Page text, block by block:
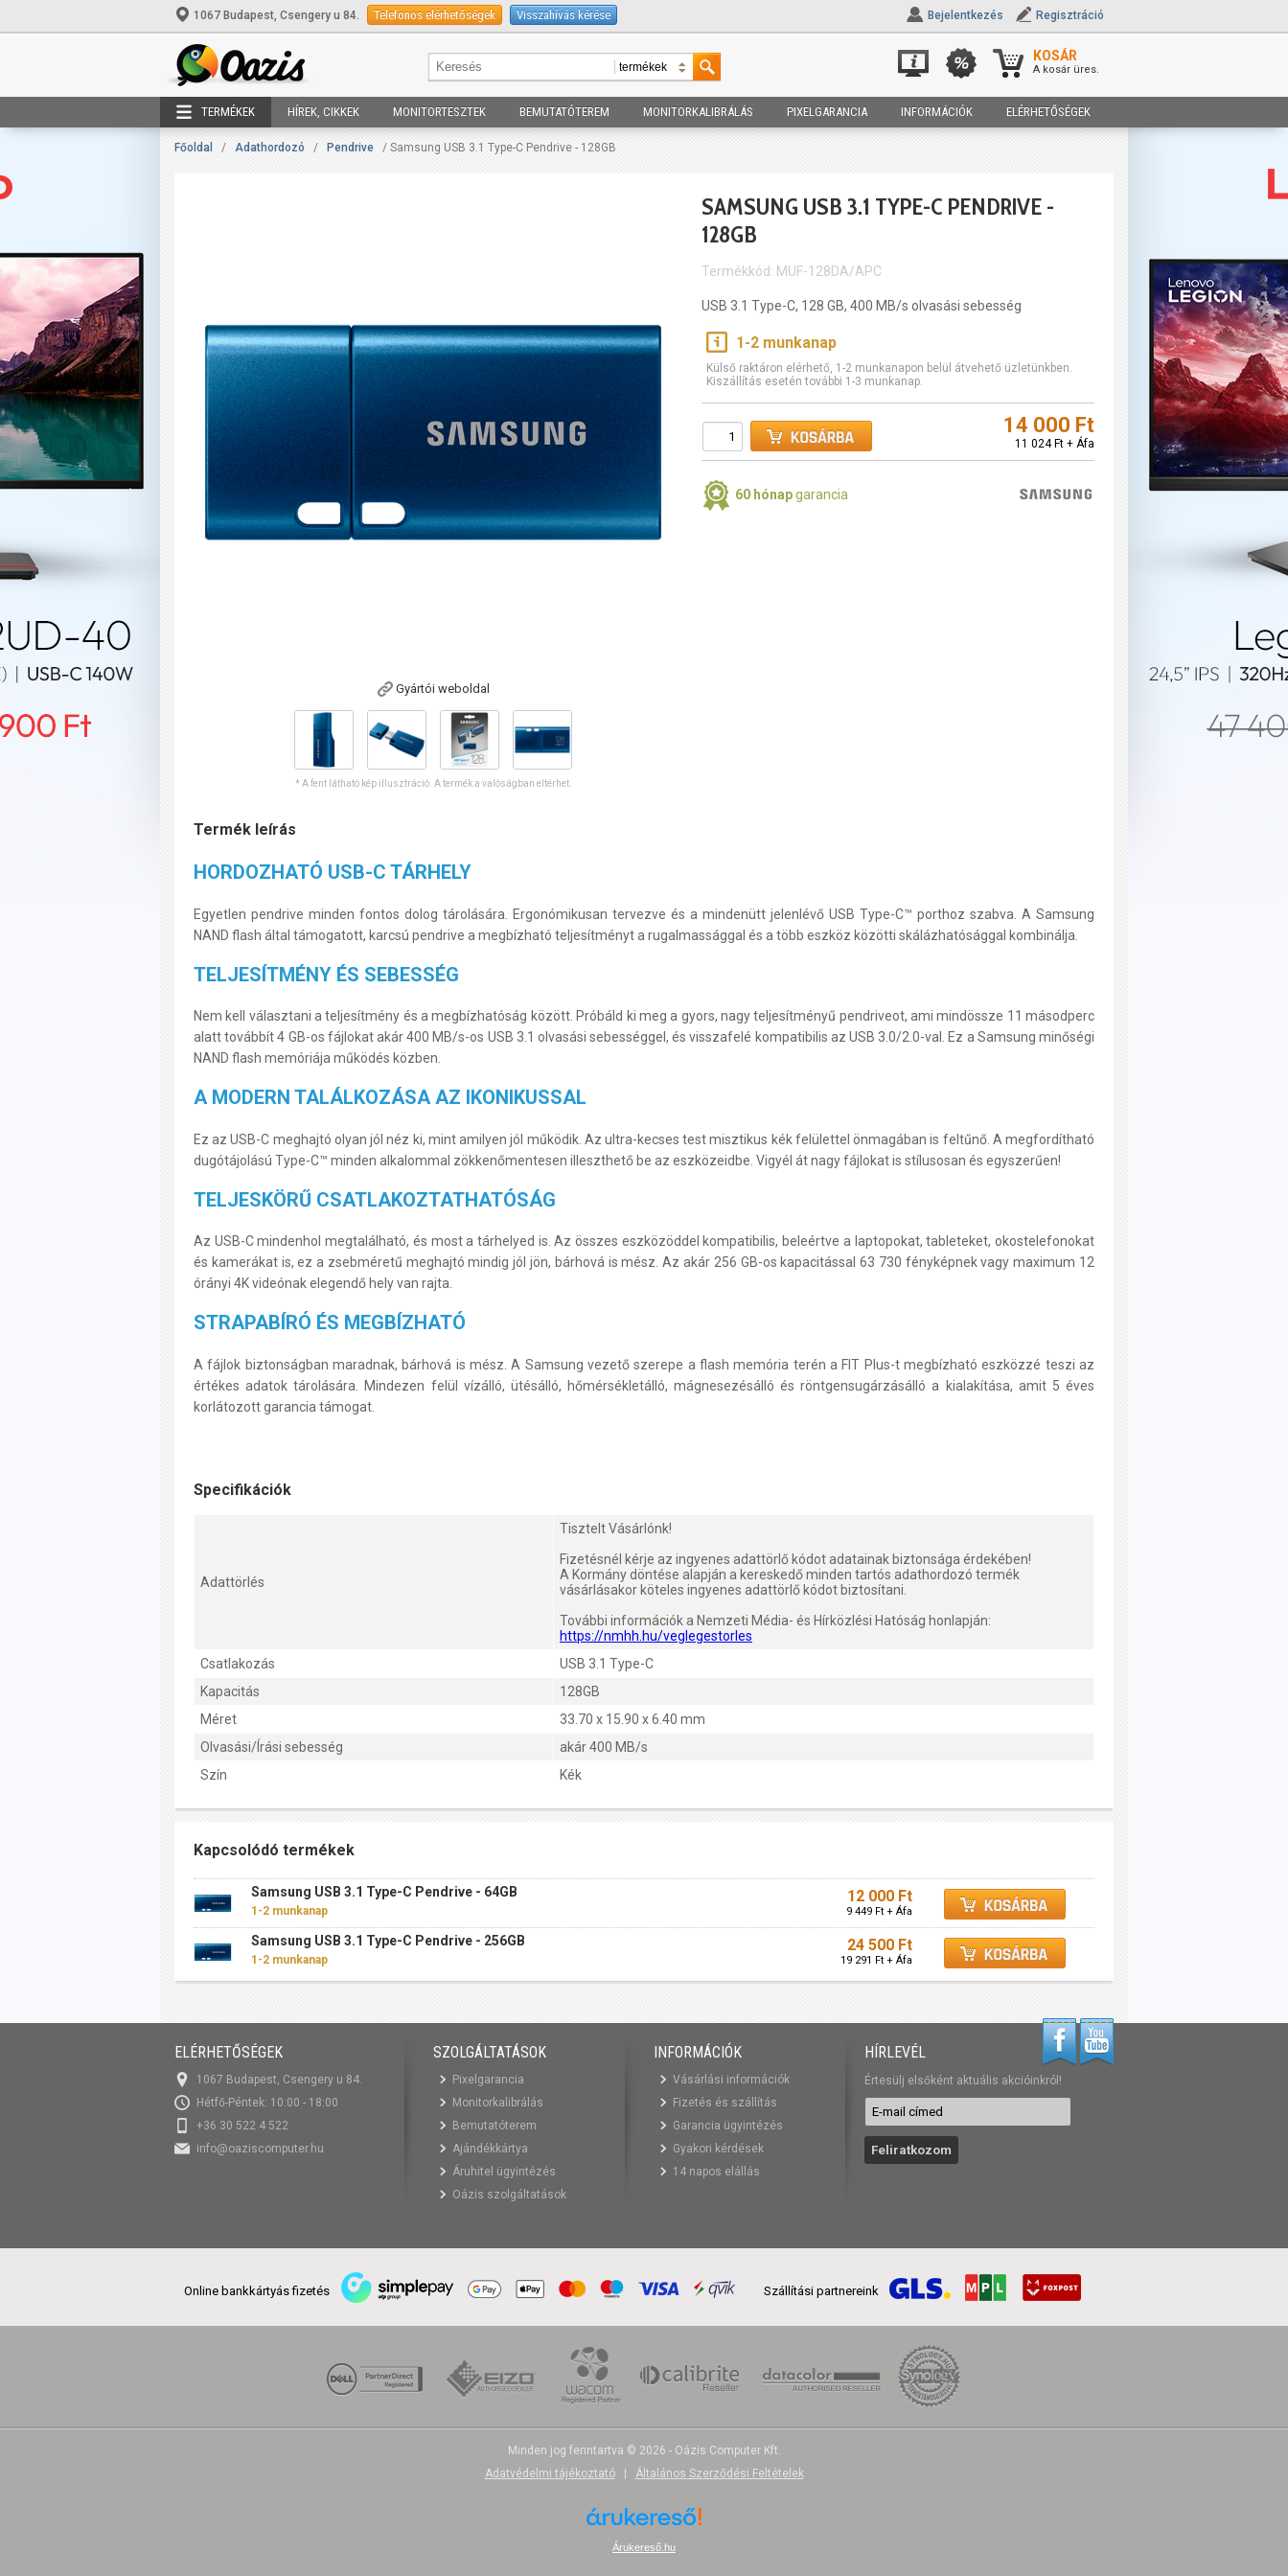
1067 Budapest, Csengery u 84. Telefonos elérhetőségek Visszahívás kérése Bejelentkezés Regisztráció
KOSÁR
A kosár üres.
TERMÉKEK HÍREK, CIKKEK MONITORTESZTEK BEMUTATÓTEREM MONITORKALIBRÁLÁS PIXELGARANCIA INFORMÁCIÓK ELÉRHETŐSÉGEK
Főoldal / Adathordozó / Pendrive / Samsung USB 3.1 Type-C Pendrive - 128GB
Gyártói weboldal
* A fent látható kép illusztráció. A termék a valóságban eltérhet.
SAMSUNG USB 3.1 TYPE-C PENDRIVE -
128GB
Termékkód: MUF-128DA/APC
USB 3.1 Type-C, 128 GB, 400 MB/s olvasási sebesség
1-2 munkanap
Külső raktáron elérhető, 1-2 munkanapon belül átvehető üzletünkben.
Kiszállítás esetén további 1-3 munkanap.
14 000 Ft
11 024 Ft + Áfa
60 hónapgarancia
Termék leírás
HORDOZHATÓ USB-C TÁRHELY
Egyetlen pendrive minden fontos dolog tárolására. Ergonómikusan tervezve és a mindenütt jelenlévő USB Type-C™ porthoz szabva. A Samsung
NAND flash által támogatott, karcsú pendrive a megbízható teljesítményt a rugalmassággal és a több eszköz közötti skálázhatósággal kombinálja.
TELJESÍTMÉNY ÉS SEBESSÉG
Nem kell választani a teljesítmény és a megbízhatóság között. Próbáld ki meg a gyors, nagy teljesítményű pendriveot, ami mindössze 11 másodperc
alatt továbbít 4 GB-os fájlokat akár 400 MB/s-os USB 3.1 olvasási sebességgel, és visszafelé kompatibilis az USB 3.0/2.0-val. Ez a Samsung minőségi
NAND flash memóriája működés közben.
A MODERN TALÁLKOZÁSA AZ IKONIKUSSAL
Ez az USB-C meghajtó olyan jól néz ki, mint amilyen jól működik. Az ultra-kecses test misztikus kék felülettel önmagában is feltűnő. A megfordítható
dugótájolású Type-C™ minden alkalommal zökkenőmentesen illeszthető be az eszközeidbe. Vigyél át nagy fájlokat is stílusosan és egyszerűen!
TELJESKÖRŰ CSATLAKOZTATHATÓSÁG
Az USB-C mindenhol megtalálható, és most a tárhelyed is. Az összes eszközöddel kompatibilis, beleértve a laptopokat, tableteket, okostelefonokat
és kamerákat is, ez a zsebméretű meghajtó mindig jól jön, bárhová is mész. Az akár 256 GB-os kapacitással 63 730 fényképnek vagy maximum 12
órányi 4K videónak elegendő hely van rajta.
STRAPABÍRÓ ÉS MEGBÍZHATÓ
A fájlok biztonságban maradnak, bárhová is mész. A Samsung vezető szerepe a flash memória terén a FIT Plus-t megbízható eszközzé teszi az
értékes adatok tárolására. Mindezen felül vízálló, ütésálló, hőmérsékletálló, mágnesezésálló és röntgensugárzásálló a kialakítása, amit 5 éves
korlátozott garancia támogat.
Specifikációk
Adattörlés
Tisztelt Vásárlónk!
Fizetésnél kérje az ingyenes adattörlő kódot adatainak biztonsága érdekében!
A Kormány döntése alapján a kereskedő minden tartós adathordozó termék
vásárlásakor köteles ingyenes adattörlő kódot biztosítani.
További információk a Nemzeti Média- és Hírközlési Hatóság honlapján:
https://nmhh.hu/veglegestorles
Csatlakozás
USB 3.1 Type-C
Kapacitás
128GB
Méret
33.70 x 15.90 x 6.40 mm
Olvasási/Írási sebesség
akár 400 MB/s
Szín
Kék
Kapcsolódó termékek
Samsung USB 3.1 Type-C Pendrive - 64GB
1-2 munkanap
12 000 Ft
9 449 Ft + Áfa
Samsung USB 3.1 Type-C Pendrive - 256GB
1-2 munkanap
24 500 Ft
19 291 Ft + Áfa
ELÉRHETŐSÉGEK
1067 Budapest, Csengery u 84.
Hétfő-Péntek: 10:00 - 18:00
+36 30 522 4 522
info@oaziscomputer.hu
SZOLGÁLTATÁSOK
Pixelgarancia
Monitorkalibrálás
Bemutatóterem
Ajándékkártya
Áruhitel ügyintézés
Oázis szolgáltatások
INFORMÁCIÓK
Vásárlási információk
Fizetés és szállítás
Garancia ügyintézés
Gyakori kérdések
14 napos elállás
HÍRLEVÉL
Értesülj elsőként aktuális akcióinkról!
Online bankkártyás fizetés Szállítási partnereink
Minden jog fenntartva © 2026 - Oázis Computer Kft.
Adatvédelmi tájékoztató
Általános Szerződési Feltételek
Árukereső.hu